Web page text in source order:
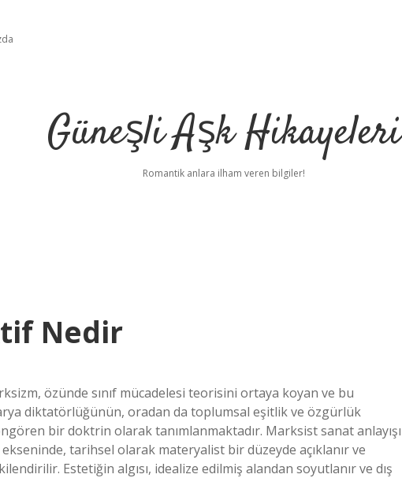
Güneşli Aşk Hikayeleri
Romantik anlara ilham veren bilgiler!
Nedir
özünde sınıf mücadelesi teorisini ortaya koyan ve bu
diktatörlüğünün, oradan da toplumsal eşitlik ve özgürlük
bir doktrin olarak tanımlanmaktadır. Marksist sanat anlayışı
tarihsel olarak materyalist bir düzeyde açıklanır ve
Estetiğin algısı, idealize edilmiş alandan soyutlanır ve dış